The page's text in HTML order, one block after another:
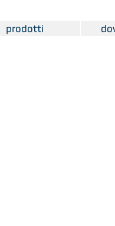
prodotti